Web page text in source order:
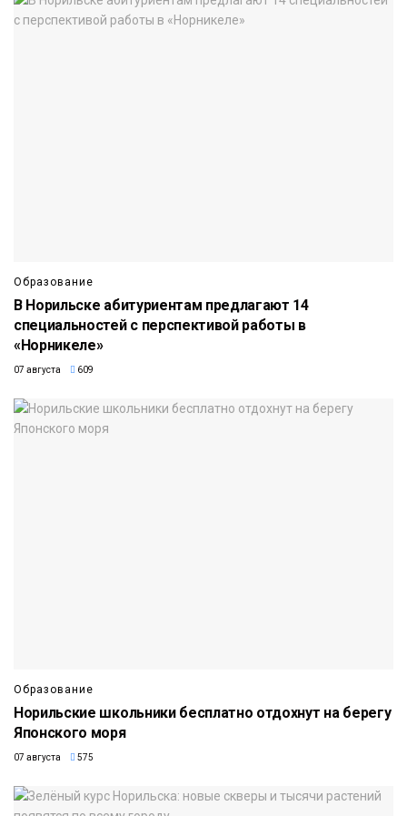
Образование
В Норильске абитуриентам предлагают 14
специальностей с перспективой работы в
«Норникеле»
07 августа 609
Образование
Норильские школьники бесплатно отдохнут на берегу
Японского моря
07 августа 575